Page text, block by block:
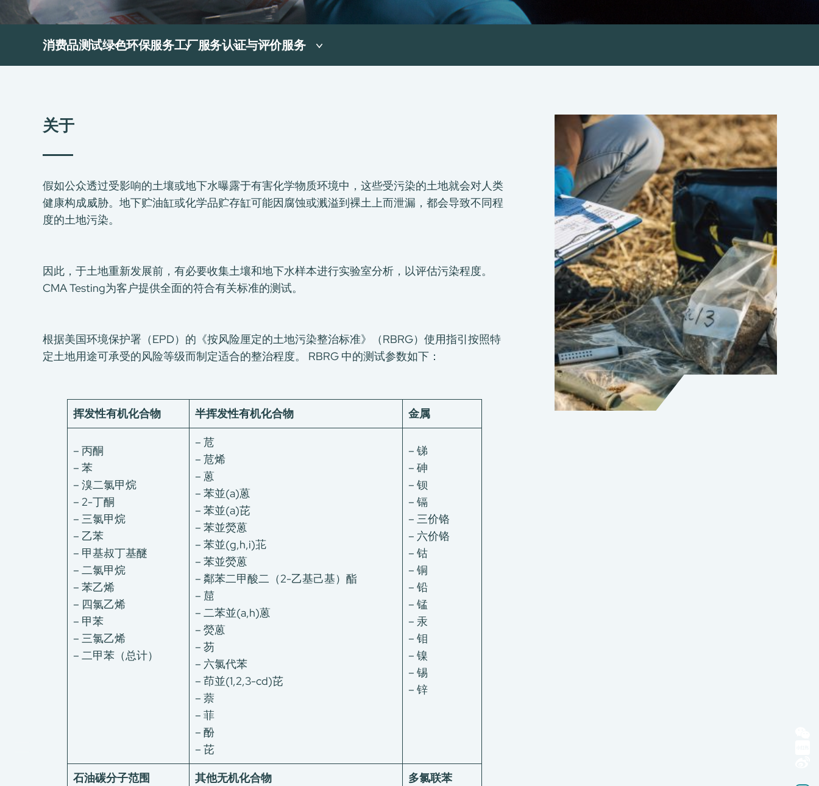
关于我们
我们的服务
最新消息
消费品测试绿色环保服务工厂服务认证与评价服务
关于
假如公众透过受影响的土壤或地下水曝露于有害化学物质环境中，这些受污染的土地就会对人类
健康构成威胁。地下贮油缸或化学品贮存缸可能因腐蚀或溅溢到裸土上而泄漏，都会导致不同程
度的土地污染。
因此，于土地重新发展前，有必要收集土壤和地下水样本进行实验室分析，以评估污染程度。
CMA Testing为客户提供全面的符合有关标准的测试。
根据美国环境保护署（EPD）的《按风险厘定的土地污染整治标准》（RBRG）使用指引按照特
定土地用途可承受的风险等级而制定适合的整治程度。 RBRG 中的测试参数如下：
挥发性有机化合物 半挥发性有机化合物 金属
– 丙酮
– 苯
– 溴二氯甲烷
– 2-丁酮
– 三氯甲烷
– 乙苯
– 甲基叔丁基醚
– 二氯甲烷
– 苯乙烯
– 四氯乙烯
– 甲苯
– 三氯乙烯
– 二甲苯（总计）
– 苊
– 苊烯
– 蒽
– 苯並(a)蒽
– 苯並(a)芘
– 苯並熒蒽
– 苯並(g,h,i)苝
– 苯並熒蒽
– 鄰苯二甲酸二（2-乙基己基）酯
– 䓛
– 二苯並(a,h)蒽
– 熒蒽
– 芴
– 六氯代苯
– 茚並(1,2,3-cd)芘
– 萘
– 菲
– 酚
– 芘
– 锑
– 砷
– 钡
– 镉
– 三价铬
– 六价铬
– 钴
– 铜
– 铅
– 锰
– 汞
– 钼
– 镍
– 锡
– 锌
石油碳分子范围 其他无机化合物 多氯联苯